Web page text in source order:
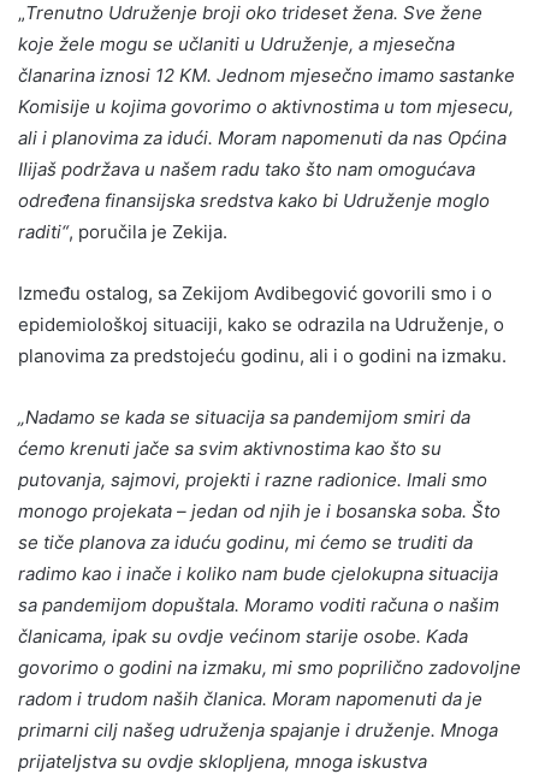
„Trenutno Udruženje broji oko trideset žena. Sve žene
koje žele mogu se učlaniti u Udruženje, a mjesečna
članarina iznosi 12 KM. Jednom mjesečno imamo sastanke
Komisije u kojima govorimo o aktivnostima u tom mjesecu,
ali i planovima za idući. Moram napomenuti da nas Općina
Ilijaš podržava u našem radu tako što nam omogućava
određena finansijska sredstva kako bi Udruženje moglo
raditi“, poručila je Zekija.
Između ostalog, sa Zekijom Avdibegović govorili smo i o
epidemiološkoj situaciji, kako se odrazila na Udruženje, o
planovima za predstojeću godinu, ali i o godini na izmaku.
„Nadamo se kada se situacija sa pandemijom smiri da
ćemo krenuti jače sa svim aktivnostima kao što su
putovanja, sajmovi, projekti i razne radionice. Imali smo
monogo projekata – jedan od njih je i bosanska soba. Što
se tiče planova za iduću godinu, mi ćemo se truditi da
radimo kao i inače i koliko nam bude cjelokupna situacija
sa pandemijom dopuštala. Moramo voditi računa o našim
članicama, ipak su ovdje većinom starije osobe. Kada
govorimo o godini na izmaku, mi smo poprilično zadovoljne
radom i trudom naših članica. Moram napomenuti da je
primarni cilj našeg udruženja spajanje i druženje. Mnoga
prijateljstva su ovdje sklopljena, mnoga iskustva